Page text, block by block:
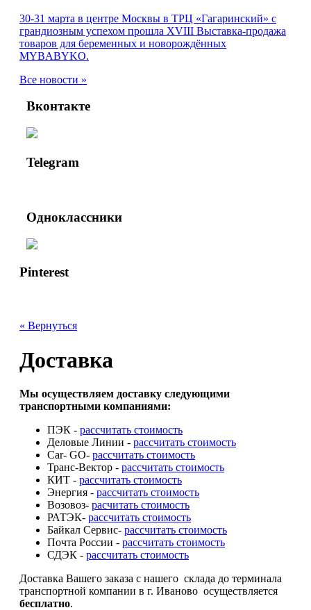
30-31 марта в центре Москвы в ТРЦ «Гагаринский» с
грандиозным успехом прошла XVIII Выставка-продажа
товаров для беременных и новорождённых
MYBABYKO.
Все новости »
Вконтакте
Telegram
Одноклассники
Pinterest
« Вернуться
Доставка
Мы осуществляем доставку следующими
транспортными компаниями:
ПЭК - рассчитать стоимость
Деловые Линии - рассчитать стоимость
Car- GO- рассчитать стоимость
Транс-Вектор - рассчитать стоимость
КИТ - рассчитать стоимость
Энергия - рассчитать стоимость
Возовоз- расчитать стоимость
РАТЭК- рассчитать стоимость
Байкал Сервис- рассчитать стоимость
Почта России - рассчитать стоимость
СДЭК - рассчитать стоимость
Доставка Вашего заказа с нашего склада до терминала
транспортной компании в г. Иваново осуществляется
бесплатно.